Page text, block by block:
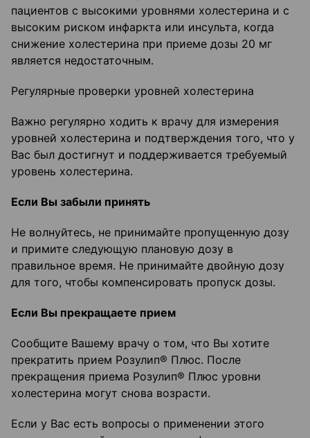
пациентов с высокими уровнями холестерина и с
высоким риском инфаркта или инсульта, когда
снижение холестерина при приеме дозы 20 мг
является недостаточным.
Регулярные проверки уровней холестерина
Важно регулярно ходить к врачу для измерения
уровней холестерина и подтверждения того, что у
Вас был достигнут и поддерживается требуемый
уровень холестерина.
Если Вы забыли принять
Не волнуйтесь, не принимайте пропущенную дозу
и примите следующую плановую дозу в
правильное время. Не принимайте двойную дозу
для того, чтобы компенсировать пропуск дозы.
Если Вы прекращаете прием
Сообщите Вашему врачу о том, что Вы хотите
прекратить прием Розулип® Плюс. После
прекращения приема Розулип® Плюс уровни
холестерина могут снова возрасти.
Если у Вас есть вопросы о применении этого